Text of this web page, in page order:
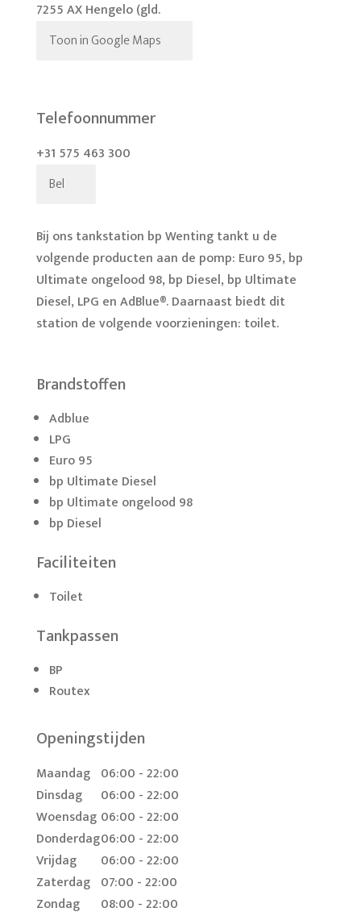
7255 AX Hengelo (gld.
Toon in Google Maps
Telefoonnummer
+31 575 463 300
Bel
Bij ons tankstation bp Wenting tankt u de
volgende producten aan de pomp: Euro 95, bp
Ultimate ongelood 98, bp Diesel, bp Ultimate
Diesel, LPG en AdBlue®. Daarnaast biedt dit
station de volgende voorzieningen: toilet.
Brandstoffen
Adblue
LPG
Euro 95
bp Ultimate Diesel
bp Ultimate ongelood 98
bp Diesel
Faciliteiten
Toilet
Tankpassen
BP
Routex
Openingstijden
Maandag 06:00 - 22:00
Dinsdag
06:00 - 22:00
Woensdag 06:00 - 22:00
Donderdag06:00 - 22:00
Vrijdag
06:00 - 22:00
Zaterdag 07:00 - 22:00
Zondag
08:00 - 22:00